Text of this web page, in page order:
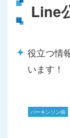
Line
役立つ情
います！
パーキンソン病